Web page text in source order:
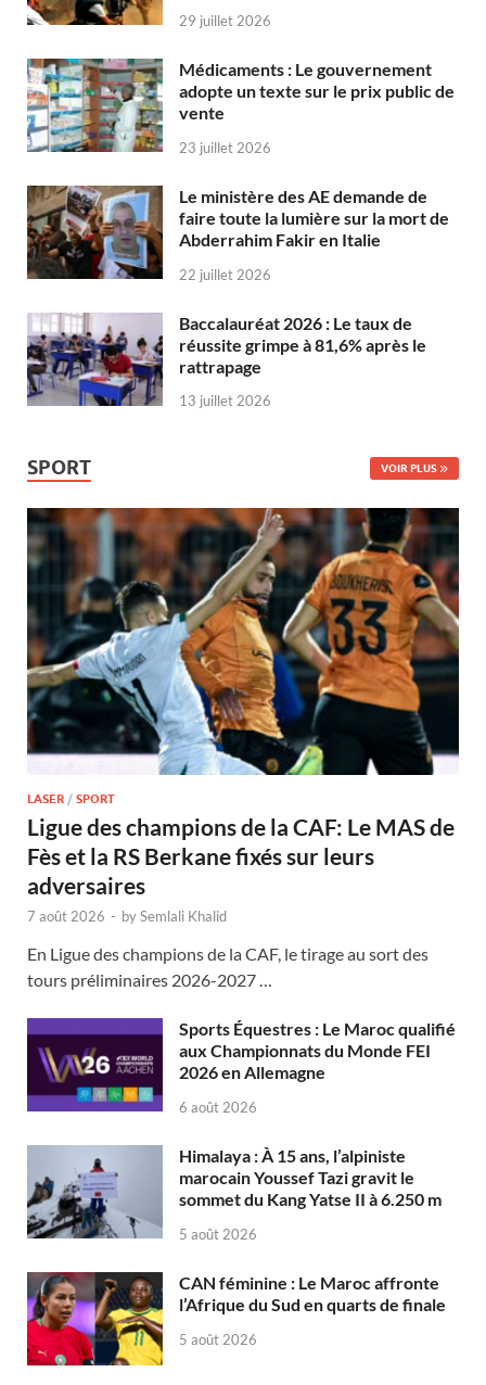
29 juillet 2026
Médicaments : Le gouvernement
adopte un texte sur le prix public de
vente
23 juillet 2026
Le ministère des AE demande de
faire toute la lumière sur la mort de
Abderrahim Fakir en Italie
22 juillet 2026
Baccalauréat 2026 : Le taux de
réussite grimpe à 81,6% après le
rattrapage
13 juillet 2026
SPORT VOIR PLUS
LASER / SPORT
Ligue des champions de la CAF: Le MAS de
Fès et la RS Berkane fixés sur leurs
adversaires
7 août 2026 - bySemlali Khalid
En Ligue des champions de la CAF, le tirage au sort des
tours préliminaires 2026-2027 …
Sports Équestres : Le Maroc qualifié
aux Championnats du Monde FEI
2026 en Allemagne
6 août 2026
Himalaya : À 15 ans, l’alpiniste
marocain Youssef Tazi gravit le
sommet du Kang Yatse II à 6.250 m
5 août 2026
CAN féminine : Le Maroc affronte
l’Afrique du Sud en quarts de finale
5 août 2026